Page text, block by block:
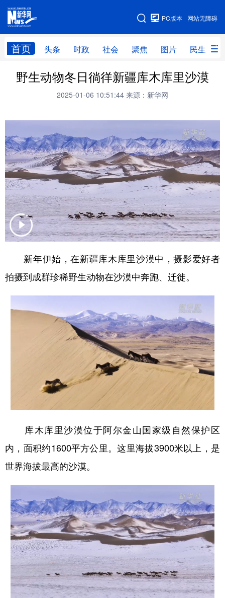
网站无障碍
PC版本
首页 头条 时政 社会 聚焦 图片 民生
网站地图
头条 时政 社会 聚焦
民生 访谈
访惠聚 专题 服务 援疆
云游新疆 云端悦读 云看书画 光影新疆
人事频道 融媒体联播 廉政频道 新华视角看新疆
地方频道
北京 天津 河北 山西
辽宁 吉林 上海 江苏
浙江 安徽 福建 江西
山东 河南 湖北 湖南
重庆
贵州 云南 西藏
甘肃 青海 宁夏
内蒙古 黑龙江
多语种频道
English Español Français عربى
Русский язык 日本語 한국어
Deutsch Português
野生动物冬日徜徉新疆库木库里沙漠
2025-01-06 10:51:44 来源：新华网
新年伊始，在新疆库木库里沙漠中，摄影爱好者
拍摄到成群珍稀野生动物在沙漠中奔跑、迁徙。
库木库里沙漠位于阿尔金山国家级自然保护区
内，面积约1600平方公里。这里海拔3900米以上，是
世界海拔最高的沙漠。